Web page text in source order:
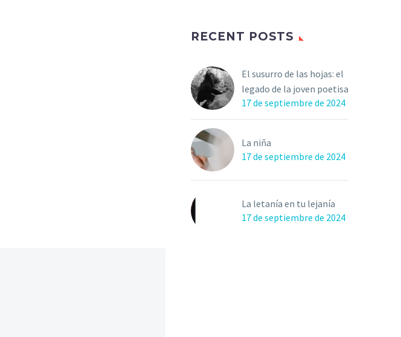
RECENT POSTS
El susurro de las hojas: el
legado de la joven poetisa
17 de septiembre de 2024
La niña
17 de septiembre de 2024
La letanía en tu lejanía
17 de septiembre de 2024